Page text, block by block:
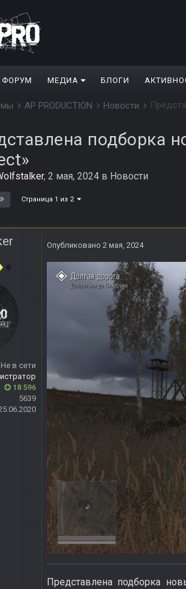
ФОРУМ МЕДИА БЛОГИ
AP PRODUCTION Новости
подборка
, 2 мая, 2024 в Новости
Страница 1 из 2
Не в сети
18 596
5639
Опубликовано 2 мая, 2024
Представлена подборка